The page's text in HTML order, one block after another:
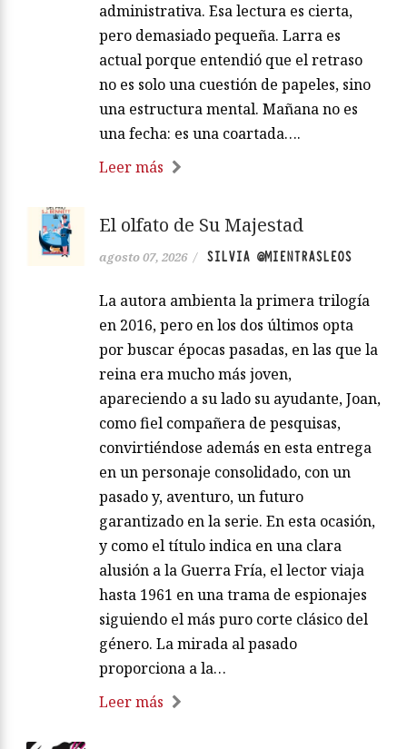
administrativa. Esa lectura es cierta,
pero demasiado pequeña. Larra es
actual porque entendió que el retraso
no es solo una cuestión de papeles, sino
una estructura mental. Mañana no es
una fecha: es una coartada….
Leer más
El olfato de Su Majestad
agosto 07, 2026 / SILVIA @MIENTRASLEOS
La autora ambienta la primera trilogía
en 2016, pero en los dos últimos opta
por buscar épocas pasadas, en las que la
reina era mucho más joven,
apareciendo a su lado su ayudante, Joan,
como fiel compañera de pesquisas,
convirtiéndose además en esta entrega
en un personaje consolidado, con un
pasado y, aventuro, un futuro
garantizado en la serie. En esta ocasión,
y como el título indica en una clara
alusión a la Guerra Fría, el lector viaja
hasta 1961 en una trama de espionajes
siguiendo el más puro corte clásico del
género. La mirada al pasado
proporciona a la…
Leer más